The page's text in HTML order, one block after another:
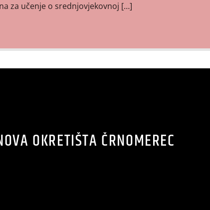
za učenje o srednjovjekovnoj […]
OKRETIŠTA ČRNOMEREC